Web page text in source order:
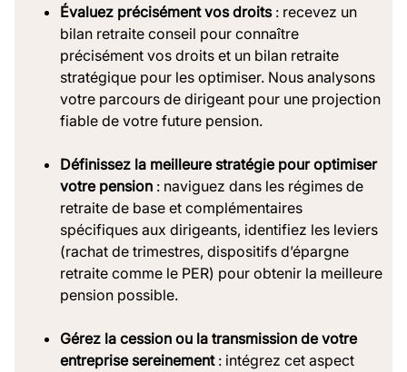
Évaluez précisément vos droits: recevez un
bilan retraite conseil pour connaître
précisément vos droits et un bilan retraite
stratégique pour les optimiser. Nous analysons
votre parcours de dirigeant pour une projection
fiable de votre future pension.
Définissez la meilleure stratégie pour optimiser
votre pension : naviguez dans les régimes de
retraite de base et complémentaires
spécifiques aux dirigeants, identifiez les leviers
(rachat de trimestres, dispositifs d’épargne
retraite comme le PER) pour obtenir la meilleure
pension possible.
Gérez la cession ou la transmission de votre
entreprise sereinement: intégrez cet aspect